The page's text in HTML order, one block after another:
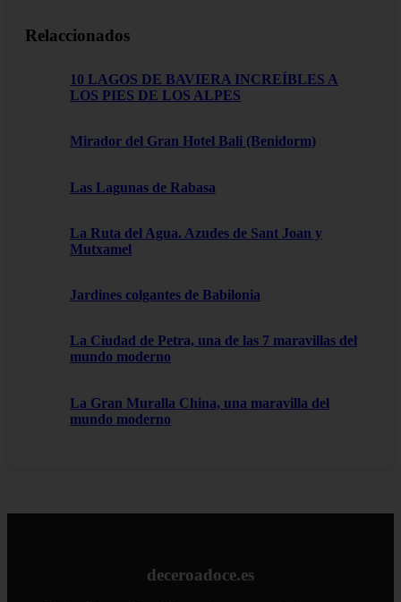
Relaccionados
10 LAGOS DE BAVIERA INCREÍBLES A
LOS PIES DE LOS ALPES
Mirador del Gran Hotel Bali (Benidorm)
Las Lagunas de Rabasa
La Ruta del Agua. Azudes de Sant Joan y
Mutxamel
Jardines colgantes de Babilonia
La Ciudad de Petra, una de las 7 maravillas del
mundo moderno
La Gran Muralla China, una maravilla del
mundo moderno
deceroadoce.es